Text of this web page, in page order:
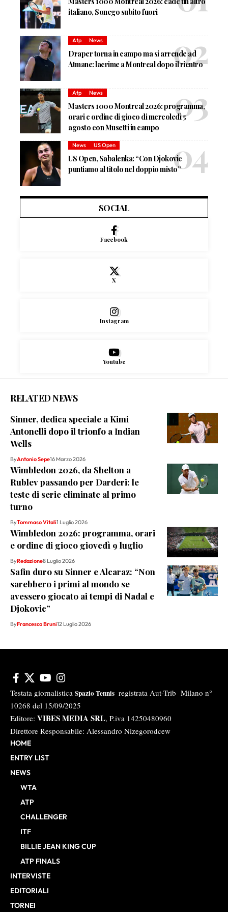
italiano, Sonego subito fuori
Atp News
Draper torna in campo ma si arrende ad
Atmane: lacrime a Montreal dopo il rientro
Atp News
Masters 1000 Montreal 2026: programma,
orari e ordine di gioco di mercoledì 5
agosto con Musetti in campo
News US Open
US Open, Sabalenka: “Con Djokovic
puntiamo al titolo nel doppio misto”
SOCIAL
Facebook
X
Instagram
Youtube
RELATED NEWS
Sinner, dedica speciale a Kimi
Antonelli dopo il trionfo a Indian
Wells
ByAntonio Sepe16 Marzo 2026
Wimbledon 2026, da Shelton a
Rublev passando per Darderi: le
teste di serie eliminate al primo
turno
ByTommaso Vitali1 Luglio 2026
Wimbledon 2026: programma, orari
e ordine di gioco giovedì 9 luglio
ByRedazione8 Luglio 2026
Safin duro su Sinner e Alcaraz: “Non
sarebbero i primi al mondo se
avessero giocato ai tempi di Nadal e
Djokovic”
ByFrancesco Bruni12 Luglio 2026
Testata giornalistica Spazio Tennis registrata Aut-Trib Milano n°
10268 del 15/09/2025
Editore: VIBES MEDIA SRL, P.iva 14250480960
Direttore Responsabile: Alessandro Nizegorodcew
HOME
ENTRY LIST
NEWS
WTA
ATP
CHALLENGER
ITF
BILLIE JEAN KING CUP
ATP FINALS
INTERVISTE
EDITORIALI
TORNEI